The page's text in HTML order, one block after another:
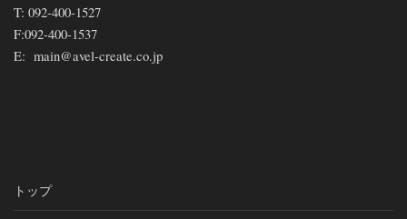
T: 092-400-1527
F:092-400-1537
E: main@avel-create.co.jp
トップ